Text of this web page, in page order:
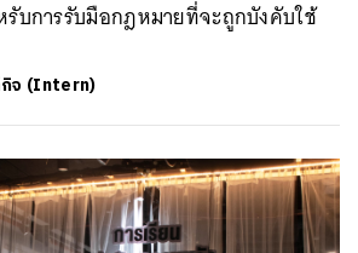
รับการรับมือกฎหมายที่จะถูกบังคับใช้
จ (Intern)